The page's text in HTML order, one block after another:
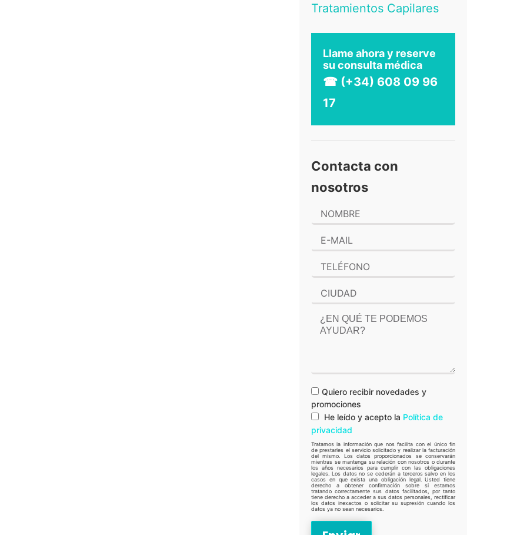
Tratamientos Capilares
Llame ahora y reserve
su consulta médica
☎ (+34) 608 09 96
17
Contacta con
nosotros
Quiero recibir novedades y
promociones
He leído y acepto la Política de
privacidad
Tratamos la información que nos facilita con el único fin
de prestarles el servicio solicitado y realizar la facturación
del mismo. Los datos proporcionados se conservarán
mientras se mantenga su relación con nosotros o durante
los años necesarios para cumplir con las obligaciones
legales. Los datos no se cederán a terceros salvo en los
casos en que exista una obligación legal. Usted tiene
derecho a obtener confirmación sobre si estamos
tratando correctamente sus datos facilitados, por tanto
tiene derecho a acceder a sus datos personales, rectificar
los datos inexactos o solicitar su supresión cuando los
datos ya no sean necesarios.